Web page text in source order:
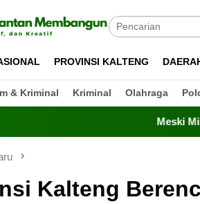
PROVINSI KALTENG
& Kriminal Kriminal Olahraga
Meski Minim
Kalteng